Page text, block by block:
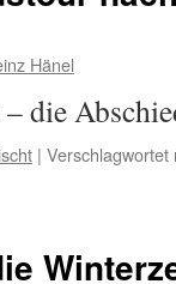
Hänel
die
| Verschlagwortet